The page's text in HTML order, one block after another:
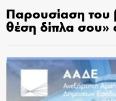
Παρουσίαση του
θέση δίπλα σου»